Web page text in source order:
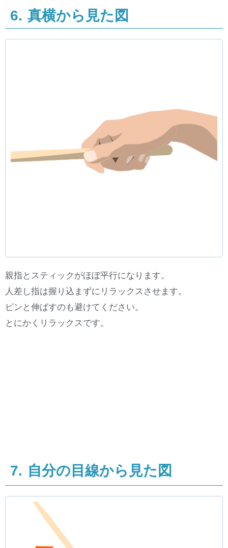
6. 真横から見た図
親指とスティックがほぼ平行になります。
人差し指は握り込まずにリラックスさせます。
ピンと伸ばすのも避けてください。
とにかくリラックスです。
7. 自分の目線から見た図